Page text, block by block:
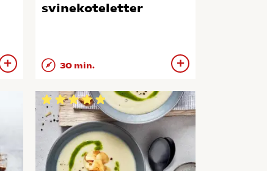
svinekoteletter
30 min.